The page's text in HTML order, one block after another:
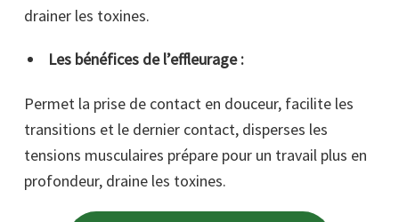
drainer les toxines.
Les bénéfices de l’effleurage :
Permet la prise de contact en douceur, facilite les
transitions et le dernier contact, disperses les
tensions musculaires prépare pour un travail plus en
profondeur, draine les toxines.